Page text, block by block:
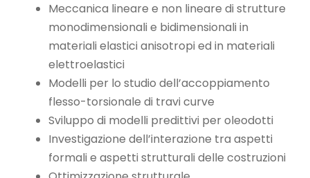
Meccanica lineare e non lineare di strutture
monodimensionali e bidimensionali in
materiali elastici anisotropi ed in materiali
elettroelastici
Modelli per lo studio dell’accoppiamento
flesso-torsionale di travi curve
Sviluppo di modelli predittivi per oleodotti
Investigazione dell’interazione tra aspetti
formali e aspetti strutturali delle costruzioni